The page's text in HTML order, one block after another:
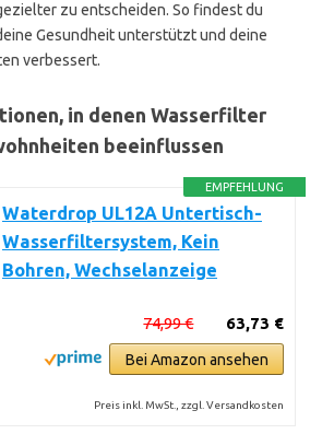
zu entscheiden. So findest du
Gesundheit unterstützt und deine
verbessert.
in denen Wasserfilter
beeinflussen
EMPFEHLUNG
Waterdrop UL12A Untertisch-
Wasserfiltersystem, Kein
Bohren, Wechselanzeige
63,73 €
74,99 €
Bei Amazon ansehen
Preis inkl. MwSt., zzgl. Versandkosten